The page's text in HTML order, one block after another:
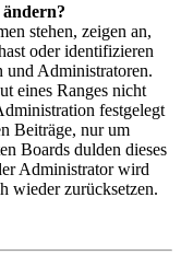
stehen, zeigen an,
oder identifizieren
und Administratoren.
eines Ranges nicht
festgelegt
Beiträge, nur um
Boards dulden dieses
Administrator wird
wieder zurücksetzen.